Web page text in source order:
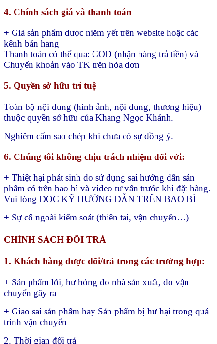
4. Chính sách giá và thanh toán
+ Giá sản phẩm được niêm yết trên website hoặc các
kênh bán hang
Thanh toán có thể qua: COD (nhận hàng trả tiền) và
Chuyển khoản vào TK trên hóa đơn
5. Quyền sở hữu trí tuệ
Toàn bộ nội dung (hình ảnh, nội dung, thương hiệu)
thuộc quyền sở hữu của Khang Ngọc Khánh.
Nghiêm cấm sao chép khi chưa có sự đồng ý.
6. Chúng tôi không chịu trách nhiệm đối với:
+ Thiệt hại phát sinh do sử dụng sai hướng dẫn sản
phẩm có trên bao bì và video tư vấn trước khi đặt hàng.
Vui lòng ĐỌC KỸ HƯỚNG DẪN TRÊN BAO BÌ
+ Sự cố ngoài kiểm soát (thiên tai, vận chuyển…)
CHÍNH SÁCH ĐỔI TRẢ
1. Khách hàng được đổi/trả trong các trường hợp:
+ Sản phẩm lỗi, hư hỏng do nhà sản xuất, do vận
chuyển gây ra
+ Giao sai sản phẩm hay Sản phẩm bị hư hại trong quá
trình vận chuyển
2. Thời gian đổi trả